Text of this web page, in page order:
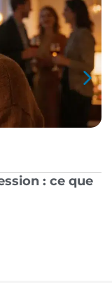
: ce que